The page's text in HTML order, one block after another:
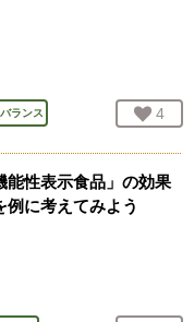
ランス お気
4
能性表示食品」の効果
に考えてみよう